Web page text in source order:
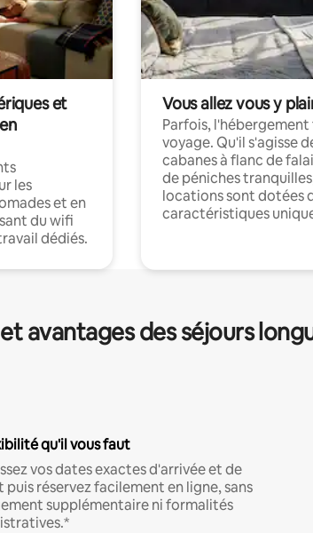
et
les
et en
du wifi
dédiés.
Vous allez vous y
Parfois,
voyage. Qu'il s'agisse
cabanes à flanc de
de péniches
locations sont dotées
caractéristiques
avantages des séjours
qu'il vous faut
vos dates exactes d'arrivée et de
puis réservez facilement en ligne, sans
supplémentaire ni formalités